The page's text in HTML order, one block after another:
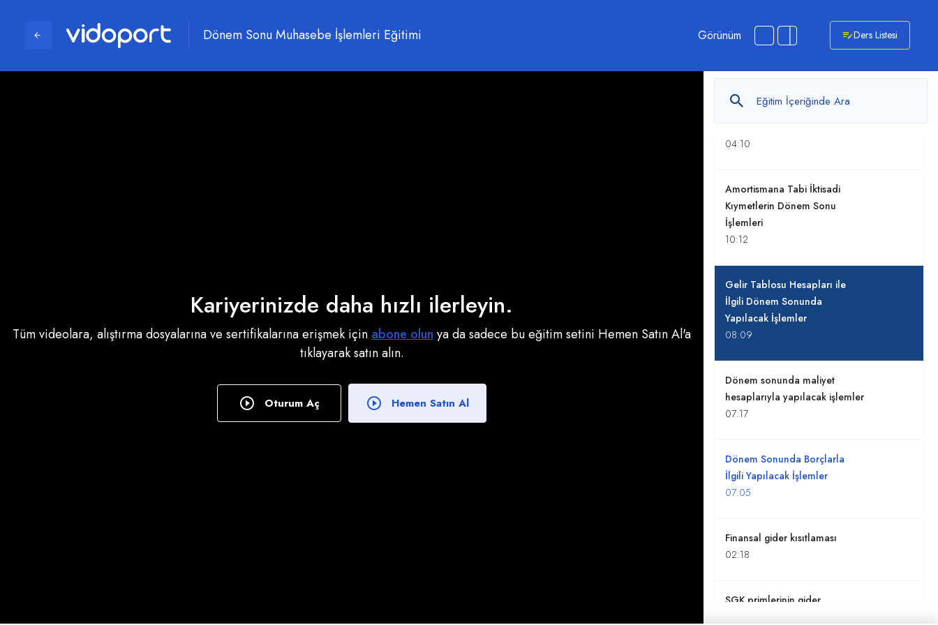
Dönem Sonu Muhasebe İşlemleri Eğitimi Görünüm Ders Listesi
Kariyerinizde daha hızlı ilerleyin.
Tüm videolara, alıştırma dosyalarına ve sertifikalarına erişmek için abone olun ya da sadece bu eğitim setini Hemen Satın Al'a
tıklayarak satın alın.
Oturum Aç Hemen Satın Al
Dönem sonunda stokların
envanteri
Dönem Sonunda Aralıklı
Envanter Alma İşlemleri
04:10
Amortismana Tabi İktisadi
Kıymetlerin Dönem Sonu
İşlemleri
10:12
Gelir Tablosu Hesapları ile
İlgili Dönem Sonunda
Yapılacak İşlemler
08:09
Dönem sonunda maliyet
hesaplarıyla yapılacak işlemler
07:17
Dönem Sonunda Borçlarla
İlgili Yapılacak İşlemler
07:05
Finansal gider kısıtlaması
02:18
SGK primlerinin gider